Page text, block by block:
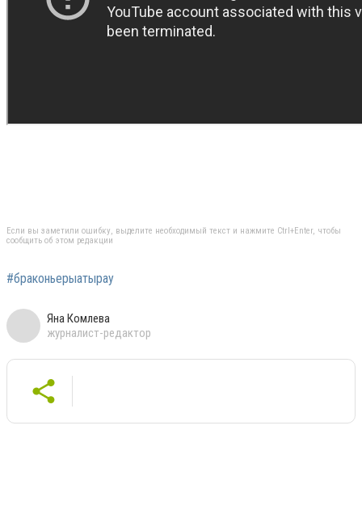
Если вы заметили ошибку, выделите необходимый текст и нажмите Ctrl+Enter, чтобы
сообщить об этом редакции
#браконьерыатырау
Яна Комлева
журналист-редактор